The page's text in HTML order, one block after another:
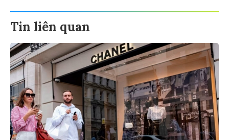
Tin liên quan